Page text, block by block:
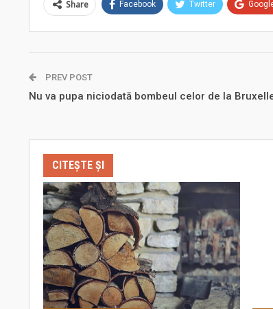
Share Facebook Twitter
PREV POST
Nu va pupa niciodată bombeul celor de la
CITEȘTE ȘI